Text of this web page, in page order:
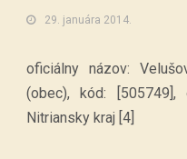
29. januára 2014.
oficiálny názov:
(obec), kód: [505749],
Nitriansky kraj [4]